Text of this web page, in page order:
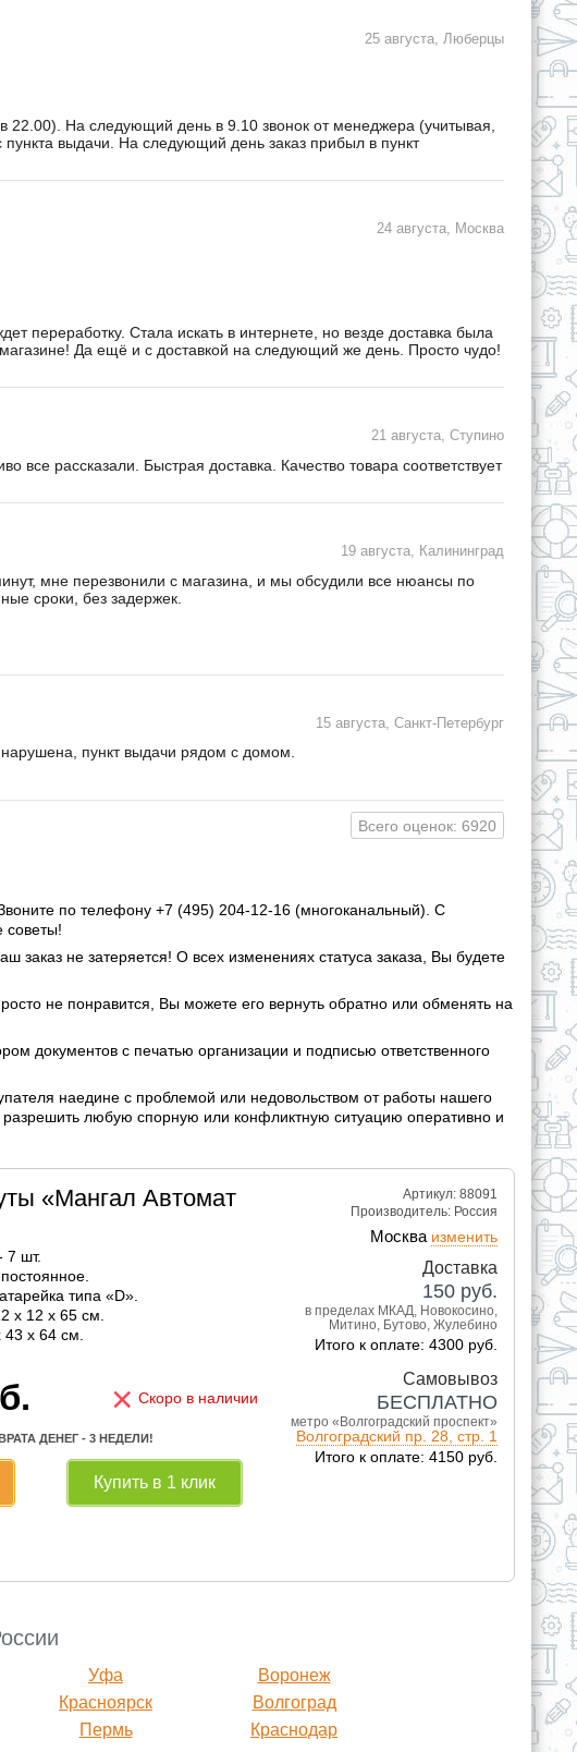
25 августа, Люберцы
22.00). На следующий день в 9.10 звонок от менеджера (учитывая,
выдачи. На следующий день заказ прибыл в пункт
24 августа, Москва
переработку. Стала искать в интернете, но везде доставка была
Да ещё и с доставкой на следующий же день. Просто чудо!
21 августа, Ступино
рассказали. Быстрая доставка. Качество товара соответствует
19 августа, Калининград
мне перезвонили с магазина, и мы обсудили все нюансы по
сроки, без задержек.
15 августа, Санкт-Петербург
нарушена, пункт выдачи рядом с домом.
Всего оценок: 6920
по телефону +7 (495) 204-12-16 (многоканальный). С
советы!
заказ не затеряется! О всех изменениях статуса заказа, Вы будете
не понравится, Вы можете его вернуть обратно или обменять на
документов с печатью организации и подписью ответственного
наедине с проблемой или недовольством от работы нашего
любую спорную или конфликтную ситуацию оперативно и
Артикул: 88091
Производитель: Россия
Москва изменить
Доставка
150 руб.
в пределах МКАД, Новокосино,
Митино, Бутово, Жулебино
Итого к оплате: 4300 руб.
Самовывоз
БЕСПЛАТНО
метро «Волгоградский проспект»
Волгоградский пр. 28, стр. 1
Итого к оплате: 4150 руб.
«Мангал Автомат
7 шт.
типа «D».
x 12 x 65 см.
43 x 64 см.
× Скоро в наличии
ДЕНЕГ - 3 НЕДЕЛИ!
Купить в 1 клик
Уфа
Красноярск
Пермь
Воронеж
Волгоград
Краснодар